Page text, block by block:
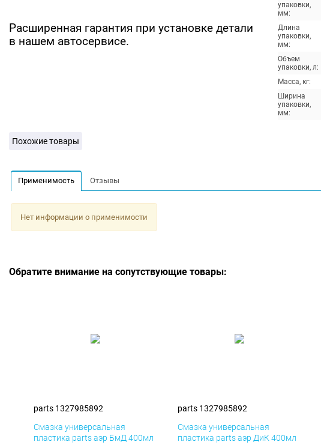
Расширенная гарантия при установке детали
в нашем автосервисе.
упаковки,
мм:
Длина
упаковки,
мм:
Объем
упаковки, л:
Масса, кг:
Ширина
упаковки,
мм:
Похожие товары
Применимость Отзывы
Нет информации о применимости
Обратите внимание на сопутствующие товары:
parts 1327985892
Смазка универсальная
пластика parts аэр БмД 400мл
parts 1327985892
Смазка универсальная
пластика parts аэр ДиК 400мл